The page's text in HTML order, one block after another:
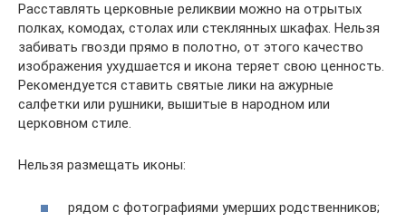
Расставлять церковные реликвии можно на отрытых
полках, комодах, столах или стеклянных шкафах. Нельзя
забивать гвозди прямо в полотно, от этого качество
изображения ухудшается и икона теряет свою ценность.
Рекомендуется ставить святые лики на ажурные
салфетки или рушники, вышитые в народном или
церковном стиле.
Нельзя размещать иконы:
рядом с фотографиями умерших родственников;